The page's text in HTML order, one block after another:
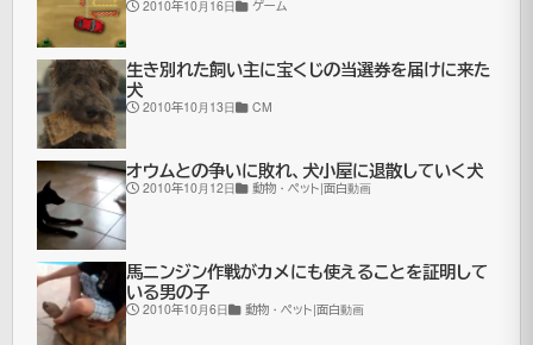
っ
た
ネ
タ
（イ
ミ
フ
www
う
2010年10月16日 ゲーム
生き別れた飼い主に宝くじの当選券を届けに来た
犬
2010年10月13日 CM
オウムとの争いに敗れ、犬小屋に退散していく犬
2010年10月12日 動物・ペット|面白動画
馬ニンジン作戦がカメにも使えることを証明して
いる男の子
2010年10月6日 動物・ペット|面白動画